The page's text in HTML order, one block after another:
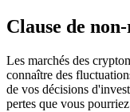
Register &
Precious Metals
Clause de
Les marchés des
connaître des
de vos décisions
pertes que vous